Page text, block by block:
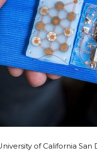
of California San